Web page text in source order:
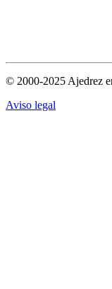
© 2000-2025 Ajedrez
Aviso legal